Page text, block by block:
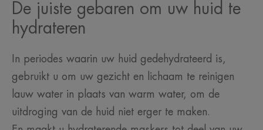
De juiste gebaren om uw huid te
hydrateren
In periodes waarin uw huid gedehydrateerd is,
gebruikt u om uw gezicht en lichaam te reinigen
lauw water in plaats van warm water, om de
uitdroging van de huid niet erger te maken.